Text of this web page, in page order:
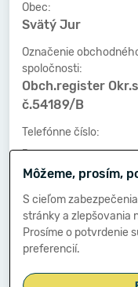
Obec:
Svätý Jur
Označenie
spoločnosti:
Obch.register
č.54189/B
Telefónne číslo:
-
Faxové číslo:
-
E-mailová adresa:
-
Môžeme, prosím,
S cieľom
stránky a zlepšovania
Prosíme o potvrdenie
preferencií.